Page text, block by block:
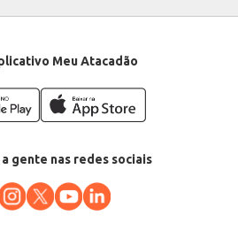
Meu Atacadão
gente nas redes sociais